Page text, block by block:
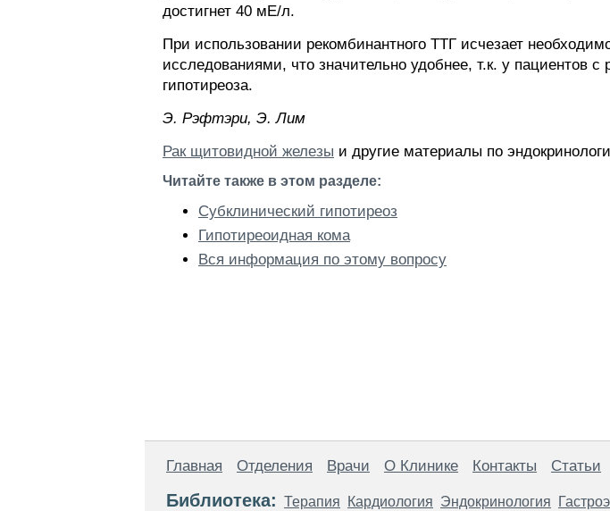
достигнет 40 мЕ/л.
При использовании рекомбинантного ТТГ исчезает
исследованиями, что значительно удобнее, т.к. у пациентов
гипотиреоза.
Э. Pэфтэpи, Э. Лим
Рак щитовидной железы и другие материалы по
Читайте также в этом разделе:
Субклинический гипотиреоз
Гипотиреоидная кома
Вся информация по этому вопросу
Главная Отделения Врачи О Клинике Контакты Статьи
Библиотека: Терапия Кардиология Эндокринология